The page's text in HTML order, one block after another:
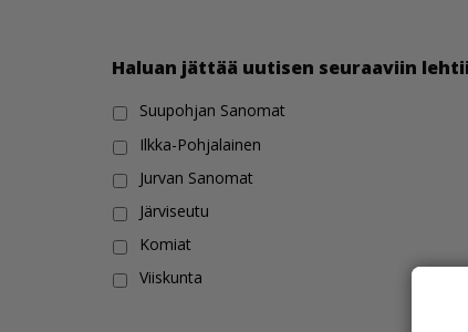
Haluan jättää uutisen seuraaviin
Suupohjan Sanomat
Ilkka-Pohjalainen
Jurvan Sanomat
Järviseutu
Komiat
Viiskunta